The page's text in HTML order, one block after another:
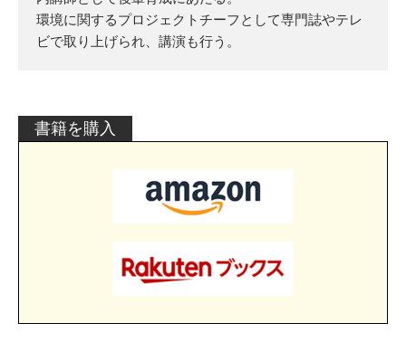
環境に関するプロジェクトチーフとして専門誌やテレ
ビで取り上げられ、講演も行う。
書籍を購入